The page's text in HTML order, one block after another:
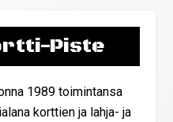
Piste
1989 toimintansa
korttien ja lahja- ja